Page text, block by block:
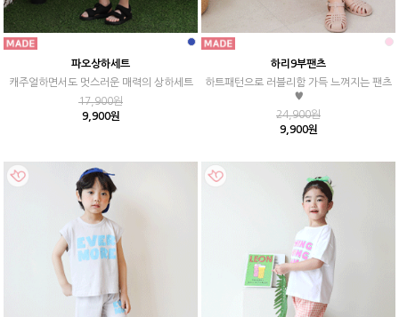
파오상하세트
캐주얼하면서도 멋스러운 매력의 상하세트
17,900원
9,900원
하리9부팬츠
하트패턴으로 러블리함 가득 느껴지는 팬츠
♥
24,900원
9,900원